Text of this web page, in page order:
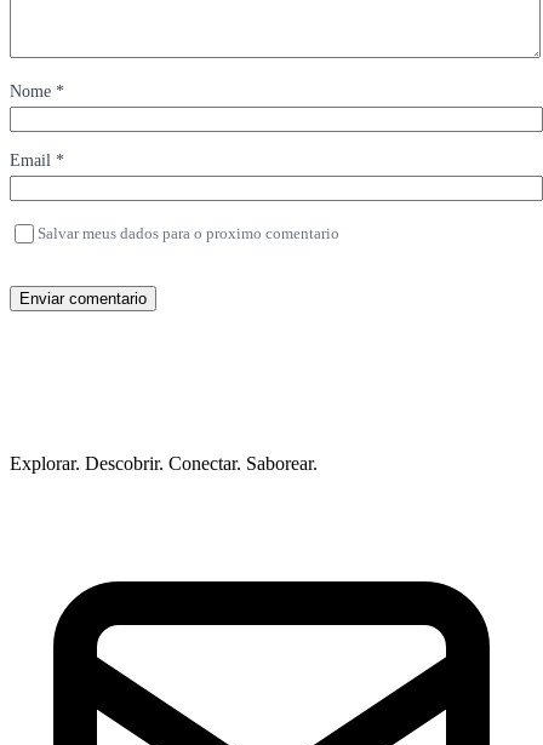
Nome *
Email *
Salvar meus dados para o proximo comentario
Enviar comentario
Explorar. Descobrir. Conectar. Saborear.